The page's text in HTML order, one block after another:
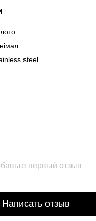
steel
первый отзыв
Написать отзыв